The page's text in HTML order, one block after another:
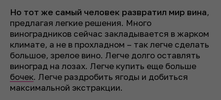
Но тот же самый человек развратил мир вина,
предлагая легкие решения. Много
виноградников сейчас закладывается в жарком
климате, а не в прохладном – так легче сделать
большое, зрелое вино. Легче долго оставлять
виноград на лозах. Легче купить еще больше
бочек. Легче раздробить ягоды и добиться
максимальной экстракции.